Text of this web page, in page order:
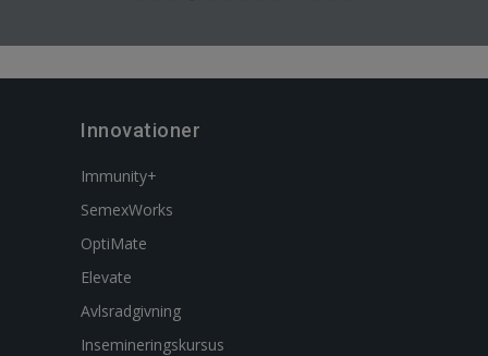
Innovationer
Immunity+
SemexWorks
OptiMate
Elevate
Avlsradgivning
Insemineringskursus